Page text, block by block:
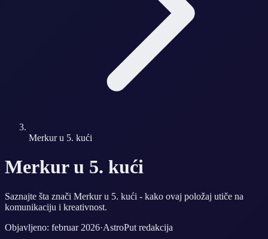
Merkur u 5. kući
Merkur u 5. kući
Saznajte šta znači Merkur u 5. kući - kako ovaj položaj utiče na
komunikaciju i kreativnost.
Objavljeno: februar 2026·AstroPut redakcija